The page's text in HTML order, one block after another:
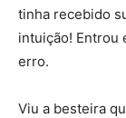
tinha recebido
intuição! Entrou
erro.
Viu a besteira